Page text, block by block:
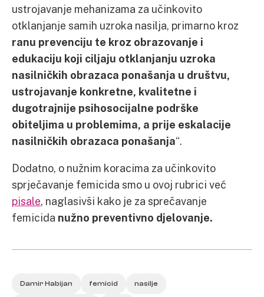
ustrojavanje mehanizama za učinkovito
otklanjanje samih uzroka nasilja, primarno kroz
ranu prevenciju te kroz obrazovanje i
edukaciju koji ciljaju otklanjanju uzroka
nasilničkih obrazaca ponašanja u društvu,
ustrojavanje konkretne, kvalitetne i
dugotrajnije psihosocijalne podrške
obiteljima u problemima, a prije eskalacije
nasilničkih obrazaca ponašanja“.
Dodatno, o nužnim koracima za učinkovito
sprječavanje femicida smo u ovoj rubrici već
pisale, naglasivši kako je za sprečavanje
femicida nužno preventivno djelovanje.
Damir Habijan femicid nasilje